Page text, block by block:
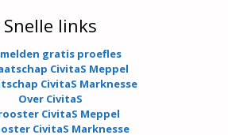
Snelle links
gratis proefles
CivitaS Meppel
CivitaS Marknesse
Over CivitaS
CivitaS Meppel
CivitaS Marknesse